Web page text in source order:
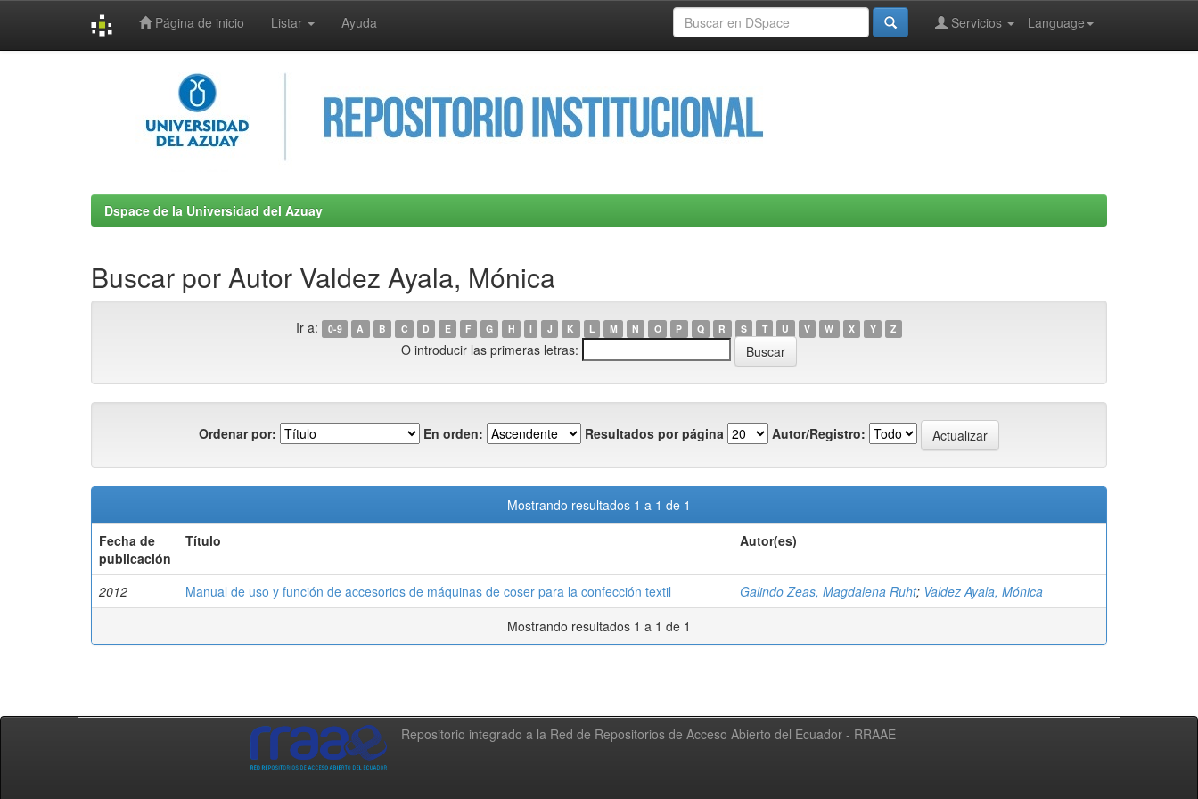
Página de inicio Listar Ayuda Language
Servicios
Dspace de la Universidad del Azuay
Buscar por Autor Valdez Ayala, Mónica
Ir a: 0-9 A B C D E F G H I J K L M N O P Q R S T U V W X Y Z
O introducir las primeras letras:
Ordenar por: En orden: Resultados por página Autor/Registro:
Mostrando resultados 1 a 1 de 1
Fecha de
publicación
Título Autor(es)
2012 Manual de uso y función de accesorios de máquinas de coser para la confección textil Galindo Zeas, Magdalena Ruht; Valdez Ayala, Mónica
Mostrando resultados 1 a 1 de 1
Repositorio integrado a la Red de Repositorios de Acceso Abierto del Ecuador - RRAAE